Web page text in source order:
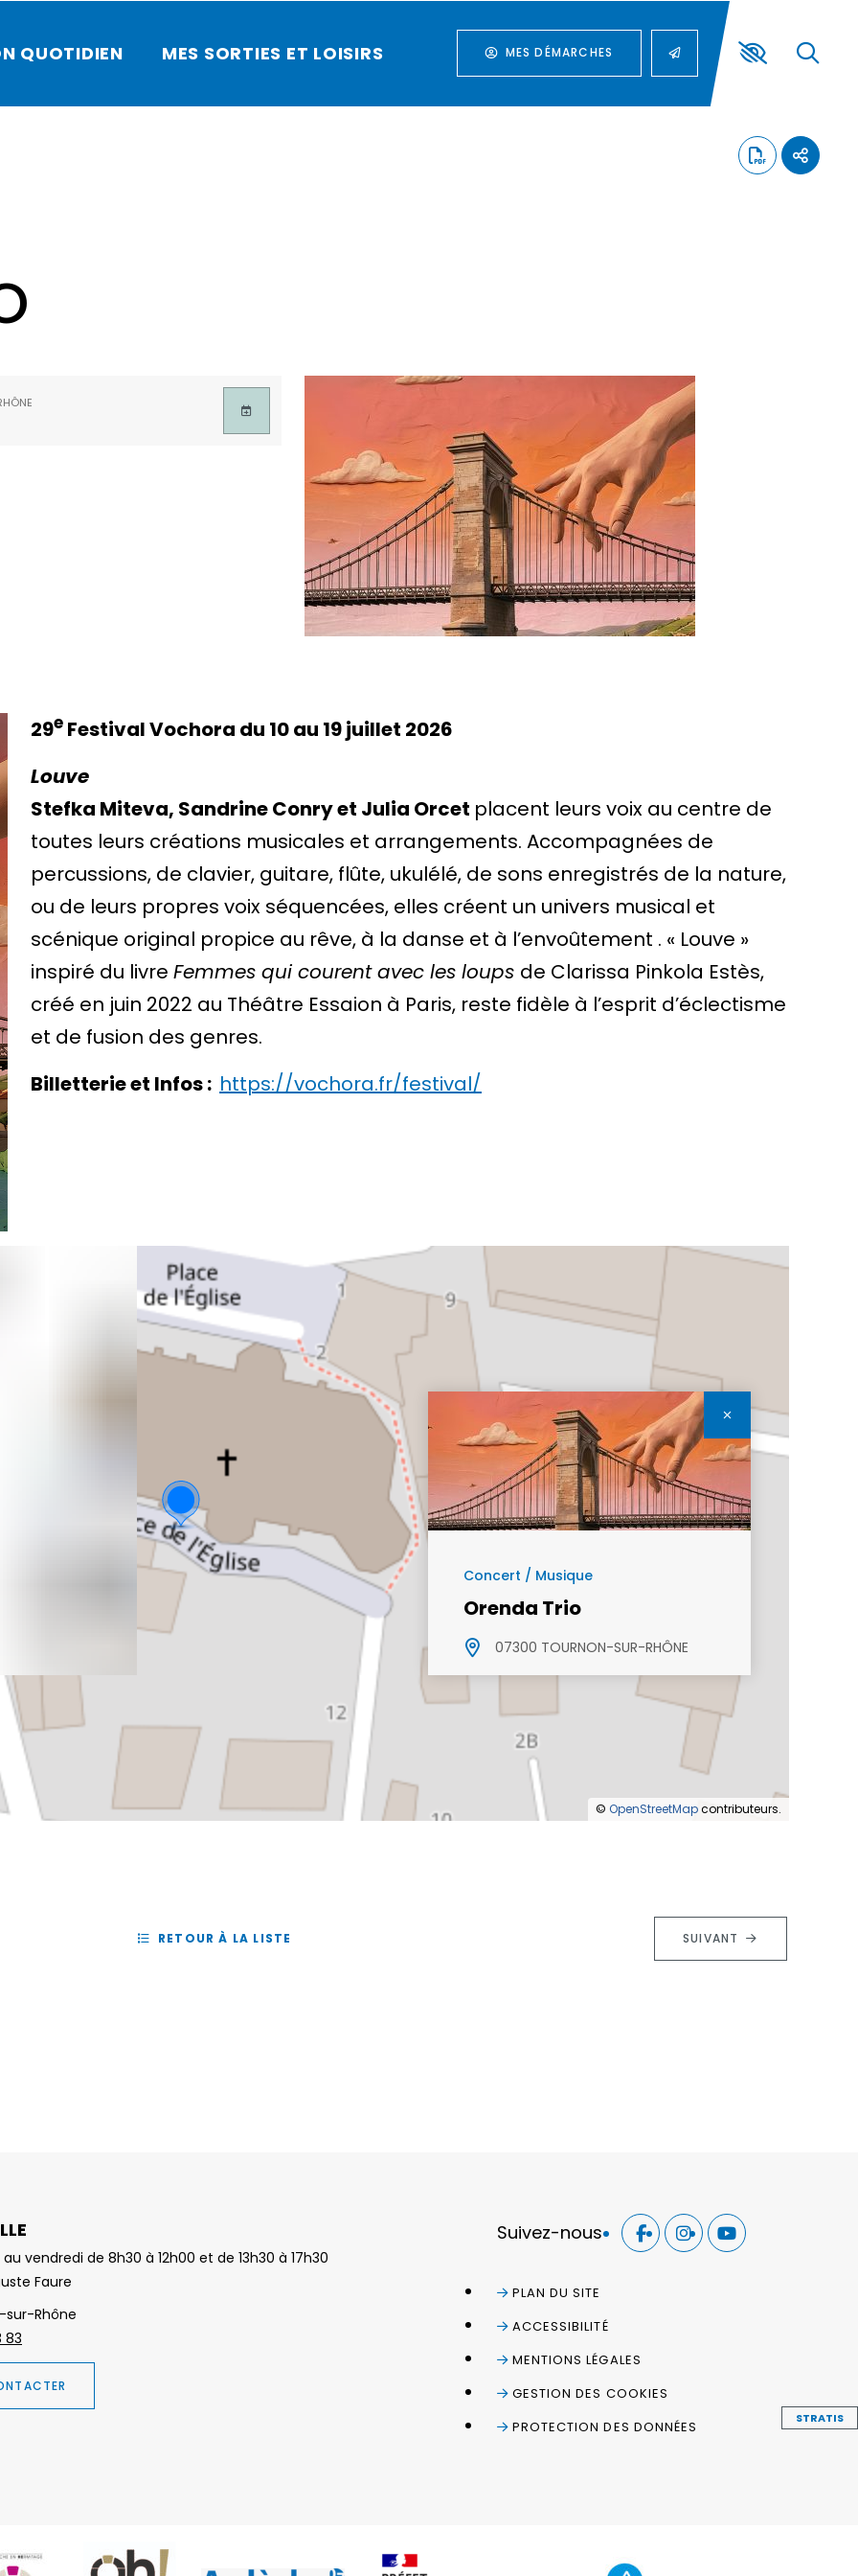
QUOTIDIEN MES SORTIES ET LOISIRS MES DÉMARCHES
29e Festival Vochora du 10 au 19 juillet 2026
Louve
Stefka Miteva, Sandrine Conry et Julia Orcet placent leurs voix au centre de
toutes leurs créations musicales et arrangements. Accompagnées de
percussions, de clavier, guitare, flûte, ukulélé, de sons enregistrés de la nature,
ou de leurs propres voix séquencées, elles créent un univers musical et
scénique original propice au rêve, à la danse et à l’envoûtement . « Louve »
inspiré du livre Femmes qui courent avec les loups de Clarissa Pinkola Estès,
créé en juin 2022 au Théâtre Essaion à Paris, reste fidèle à l’esprit d’éclectisme
et de fusion des genres.
Billetterie et Infos : https://vochora.fr/festival/
© OpenStreetMapcontributeurs.
Concert / Musique
Orenda Trio
07300 TOURNON-SUR-RHÔNE
RETOUR À LA LISTE SUIVANT
vendredi de 8h30 à 12h00 et de 13h30 à 17h30
Faure
sur-Rhône
83
Suivez-nous
PLAN DU SITE
ACCESSIBILITÉ
MENTIONS LÉGALES
GESTION DES COOKIES
PROTECTION DES DONNÉES
STRATIS